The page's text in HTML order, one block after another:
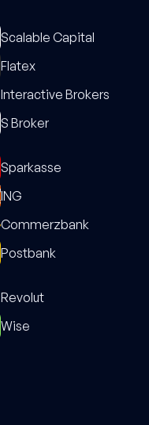
Scalable Capital
Flatex
Interactive Brokers
S Broker
Sparkasse
ING
Commerzbank
Postbank
Revolut
Wise